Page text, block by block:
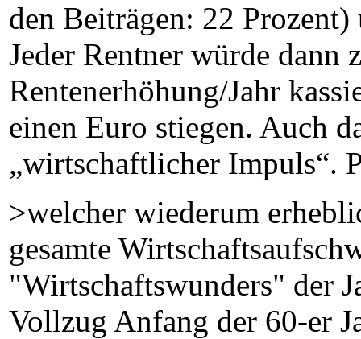
den Beiträgen: 22
Jeder Rentner würde dann
Rentenerhöhung/Jahr
einen Euro stiegen. Auch
„wirtschaftlicher Impuls“.
>welcher wiederum
gesamte
"Wirtschaftswunders" der
Vollzug Anfang der 60-er